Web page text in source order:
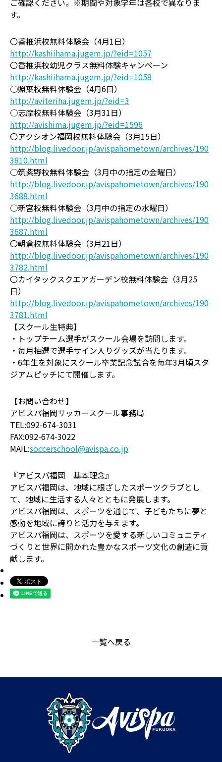
ご確認ください。※期間や対象学年は各校で異なりま
す。
〇香椎浜校無料体験会（4月1日）
http://kashiihama.jugem.jp/?eid=1057
〇香椎浜校幼児クラス無料体験キャンペーン
http://kashiihama.jugem.jp/?eid=1058
○照葉校無料体験会（4月6日）
http://aviteriha.jugem.jp/?eid=3
○志摩校無料体験会（3月31日）
http://avishima.jugem.jp/?eid=1596
〇アクシオン福岡校無料体験会（3月15日）
http://blog.livedoor.jp/avispahometown/archives/190
3810.html
○筑紫野校無料体験会（3月中の指定の金曜日）
http://blog.livedoor.jp/avispahometown/archives/190
3688.html
○新宮校無料体験会（3月中の指定の水曜日）
http://blog.livedoor.jp/avispahometown/archives/190
3687.html
〇朝倉校無料体験会（3月21日）
http://blog.livedoor.jp/avispahometown/archives/190
3782.html
〇カイタックスクエアガーデン校無料体験会（3月25
日）
http://blog.livedoor.jp/avispahometown/archives/190
3781.html
【スクール生特典】
・トップチーム選手がスクール会場を訪問します。
・毎月抽選で選手サイン入りグッズが当たります。
・6年生を対象にスクール卒業記念試合を毎年3月頃スタ
ジアムピッチにて開催します。
【お問い合わせ】
アビスパ福岡サッカースクール事務局
TEL:092-674-3031
FAX:092-674-3022
MAIL:soccerschool@avispa.co.jp
『アビスパ福岡 基本理念』
アビスパ福岡は、地域に根ざしたスポーツクラブとし
て、地域に生活する人々とともに発展します。
アビスパ福岡は、スポーツを通じて、子どもたちに夢と
感動を地域に誇りと活力を与えます。
アビスパ福岡は、スポーツを愛する新しいコミュニティ
づくりと世界に開かれた豊かなスポーツ文化の創造に貢
献します。
一覧へ戻る